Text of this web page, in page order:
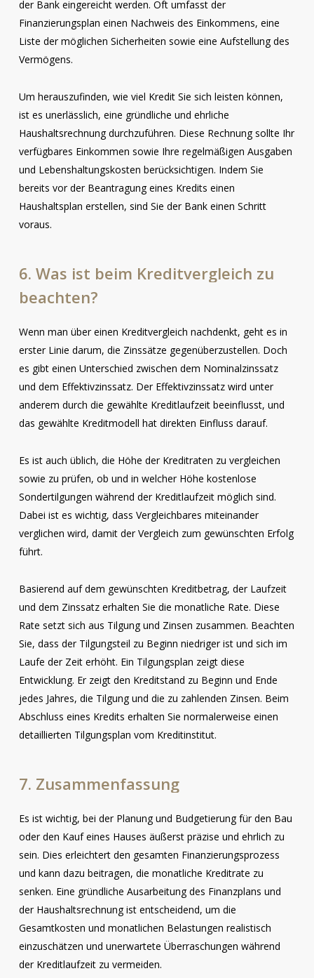
der Bank eingereicht werden. Oft umfasst der
Finanzierungsplan einen Nachweis des Einkommens, eine
Liste der möglichen Sicherheiten sowie eine Aufstellung des
Vermögens.
Um herauszufinden, wie viel Kredit Sie sich leisten können,
ist es unerlässlich, eine gründliche und ehrliche
Haushaltsrechnung durchzuführen. Diese Rechnung sollte Ihr
verfügbares Einkommen sowie Ihre regelmäßigen Ausgaben
und Lebenshaltungskosten berücksichtigen. Indem Sie
bereits vor der Beantragung eines Kredits einen
Haushaltsplan erstellen, sind Sie der Bank einen Schritt
voraus.
6. Was ist beim Kreditvergleich zu
beachten?
Wenn man über einen Kreditvergleich nachdenkt, geht es in
erster Linie darum, die Zinssätze gegenüberzustellen. Doch
es gibt einen Unterschied zwischen dem Nominalzinssatz
und dem Effektivzinssatz. Der Effektivzinssatz wird unter
anderem durch die gewählte Kreditlaufzeit beeinflusst, und
das gewählte Kreditmodell hat direkten Einfluss darauf.
Es ist auch üblich, die Höhe der Kreditraten zu vergleichen
sowie zu prüfen, ob und in welcher Höhe kostenlose
Sondertilgungen während der Kreditlaufzeit möglich sind.
Dabei ist es wichtig, dass Vergleichbares miteinander
verglichen wird, damit der Vergleich zum gewünschten Erfolg
führt.
Basierend auf dem gewünschten Kreditbetrag, der Laufzeit
und dem Zinssatz erhalten Sie die monatliche Rate. Diese
Rate setzt sich aus Tilgung und Zinsen zusammen. Beachten
Sie, dass der Tilgungsteil zu Beginn niedriger ist und sich im
Laufe der Zeit erhöht. Ein Tilgungsplan zeigt diese
Entwicklung. Er zeigt den Kreditstand zu Beginn und Ende
jedes Jahres, die Tilgung und die zu zahlenden Zinsen. Beim
Abschluss eines Kredits erhalten Sie normalerweise einen
detaillierten Tilgungsplan vom Kreditinstitut.
7. Zusammenfassung
Es ist wichtig, bei der Planung und Budgetierung für den Bau
oder den Kauf eines Hauses äußerst präzise und ehrlich zu
sein. Dies erleichtert den gesamten Finanzierungsprozess
und kann dazu beitragen, die monatliche Kreditrate zu
senken. Eine gründliche Ausarbeitung des Finanzplans und
der Haushaltsrechnung ist entscheidend, um die
Gesamtkosten und monatlichen Belastungen realistisch
einzuschätzen und unerwartete Überraschungen während
der Kreditlaufzeit zu vermeiden.